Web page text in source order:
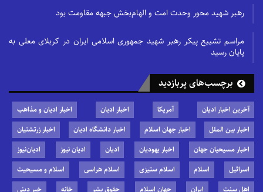
رهبر شهید محور وحدت امت و الهام‌بخش جبهه مقاومت بود
مراسم تشییع پیکر رهبر شهید جمهوری اسلامی ایران در کربلای معلی به
پایان رسید
برچسب‌های پربازدید
آخرین اخبار ادیان آمریکا اخبار ادیان
اخبار ادیان و مذاهب
اخبار بین الملل
اخبار جهان اسلام اخبار دانشگاه ادیان
اخبار زرتشتیان
اخبار مسیحیان جهان
اخبار یهودیان ادیان ادیان نیوز
ادیان‌نیوز
اسرائیل
اسلام اسلام ستیزی اسلام هراسی
اسلام و مسیحیت
اهل سنت
ایران جهان اسلام حقوق بشر خانه خبر دینی